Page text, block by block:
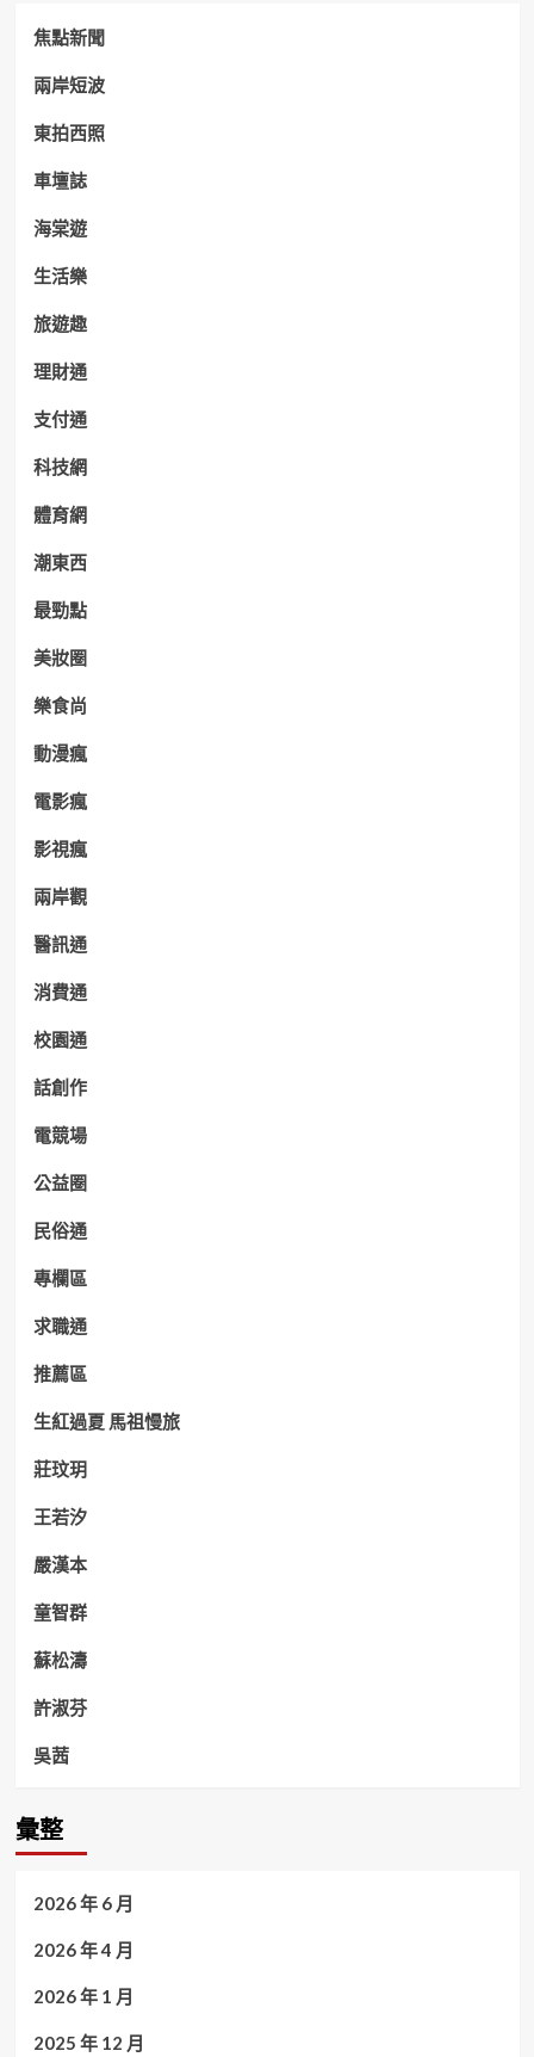
焦點新聞
兩岸短波
東拍西照
車壇誌
海棠遊
生活樂
旅遊趣
理財通
支付通
科技網
體育網
潮東西
最勁點
美妝圈
樂食尚
動漫瘋
電影瘋
影視瘋
兩岸觀
醫訊通
消費通
校園通
話創作
電競場
公益圈
民俗通
專欄區
求職通
推薦區
生紅過夏 馬祖慢旅
莊玟玥
王若汐
嚴漢本
童智群
蘇松濤
許淑芬
吳茜
彙整
2026 年 6 月
2026 年 4 月
2026 年 1 月
2025 年 12 月